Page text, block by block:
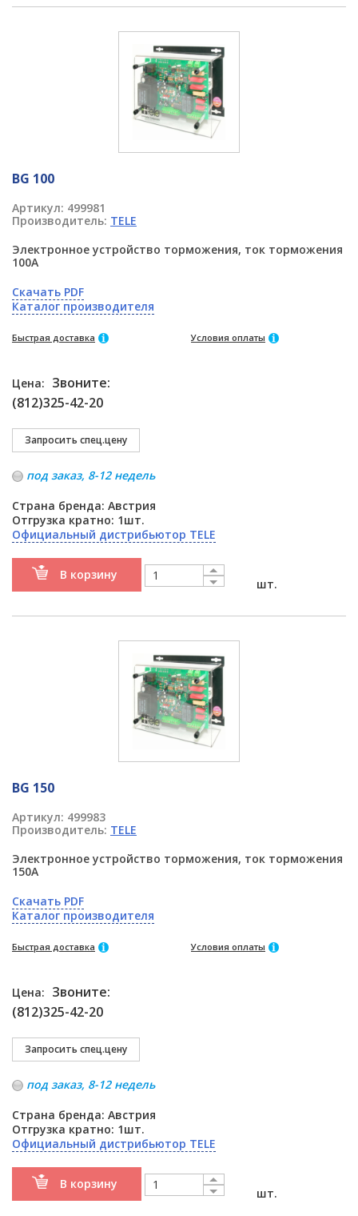
BG 100
Артикул: 499981
Производитель: TELE
Электронное устройство торможения, ток торможения
100A
Скачать PDF
Каталог производителя
Быстрая доставка Условия оплаты
Цена: Звоните:
(812)325-42-20
под заказ, 8-12 недель
Страна бренда: Австрия
Отгрузка кратно: 1шт.
Официальный дистрибьютор TELE
В корзину
шт.
BG 150
Артикул: 499983
Производитель: TELE
Электронное устройство торможения, ток торможения
150A
Скачать PDF
Каталог производителя
Быстрая доставка Условия оплаты
Цена: Звоните:
(812)325-42-20
под заказ, 8-12 недель
Страна бренда: Австрия
Отгрузка кратно: 1шт.
Официальный дистрибьютор TELE
В корзину
шт.